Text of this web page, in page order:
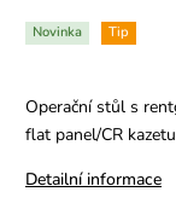
Novinka Tip
Operační stůl s
flat panel/CR
Detailní informace